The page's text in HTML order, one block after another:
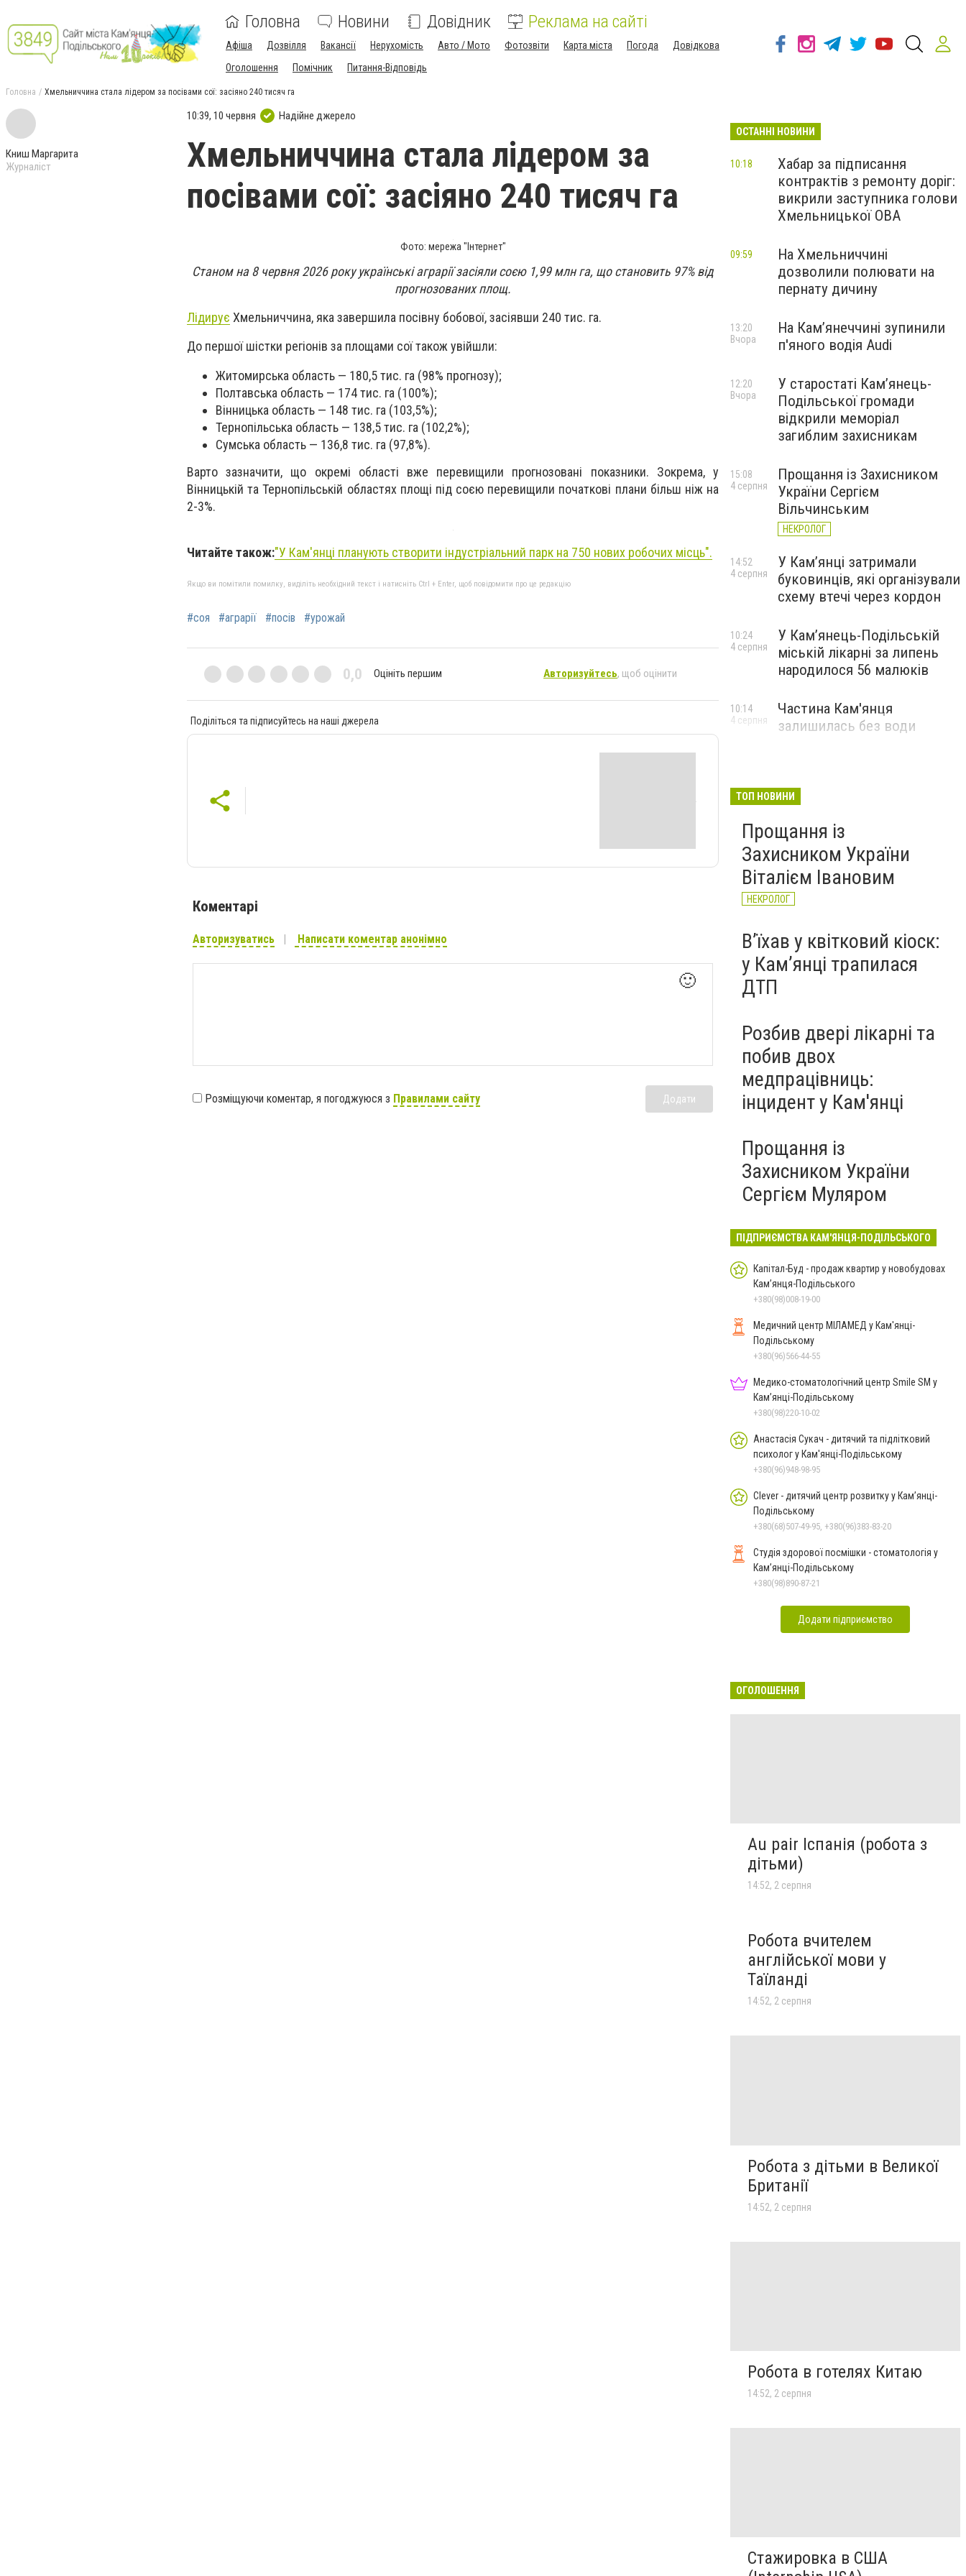
Головна Новини Довідник Реклама на сайті
Афіша Дозвілля Вакансії Нерухомість Авто / Мото Фотозвіти Карта міста Погода
Довідкова
Оголошення
Помічник Питання-Відповідь
Головна Хмельниччина стала лідером за посівами сої: засіяно 240 тисяч га
Книш Маргарита
Журналіст
10:39, 10 червня Надійне джерело
Хмельниччина стала лідером за
посівами сої: засіяно 240 тисяч га
Фото: мережа "Інтернет"
Станом на 8 червня 2026 року українські аграрії засіяли соєю 1,99 млн га, що становить 97% від
прогнозованих площ.
Лідирує Хмельниччина, яка завершила посівну бобової, засіявши 240 тис. га.
До першої шістки регіонів за площами сої також увійшли:
Житомирська область — 180,5 тис. га (98% прогнозу);
Полтавська область — 174 тис. га (100%);
Вінницька область — 148 тис. га (103,5%);
Тернопільська область — 138,5 тис. га (102,2%);
Сумська область — 136,8 тис. га (97,8%).
Варто зазначити, що окремі області вже перевищили прогнозовані показники. Зокрема, у
Вінницькій та Тернопільській областях площі під соєю перевищили початкові плани більш ніж на
2-3%.
Читайте також:"У Кам'янці планують створити індустріальний парк на 750 нових робочих місць".
Якщо ви помітили помилку, виділіть необхідний текст і натисніть Ctrl + Enter, щоб повідомити про це редакцію
#соя #аграрії #посів #урожай
0,0 Оцініть першим Авторизуйтесь, щоб оцінити
Поділіться та підписуйтесь на наші джерела
Коментарі
Авторизуватись Написати коментар анонімно
🙂
Розміщуючи коментар, я погоджуюся з Правилами сайту Додати
ОСТАННІ НОВИНИ
Хабар за підписання
контрактів з ремонту доріг:
викрили заступника голови
Хмельницької ОВА
10:18
На Хмельниччині
дозволили полювати на
пернату дичину
09:59
На Камʼянеччині зупинили
п'яного водія Audi
13:20
Вчора
У старостаті Кам’янець-
Подільської громади
відкрили меморіал
загиблим захисникам
12:20
Вчора
Прощання із Захисником
України Сергієм
Вільчинським
НЕКРОЛОГ
15:08
4 серпня
У Кам’янці затримали
буковинців, які організували
схему втечі через кордон
14:52
4 серпня
У Кам’янець-Подільській
міській лікарні за липень
народилося 56 малюків
10:24
4 серпня
Частина Кам'янця
залишилась без води
10:14
4 серпня
ТОП НОВИНИ
Прощання із
Захисником України
Віталієм Івановим
НЕКРОЛОГ
Вʼїхав у квітковий кіоск:
у Камʼянці трапилася
ДТП
Розбив двері лікарні та
побив двох
медпрацівниць:
інцидент у Кам'янці
Прощання із
Захисником України
Сергієм Муляром
ПІДПРИЄМСТВА КАМ'ЯНЦЯ-ПОДІЛЬСЬКОГО
Капітал-Буд - продаж квартир у новобудовах
Кам’янця-Подільського
+380(98)008-19-00
Медичний центр МІЛАМЕД у Кам'янці-
Подільському
+380(96)566-44-55
Медико-стоматологічний центр Smile SM у
Кам’янці-Подільському
+380(98)220-10-02
Анастасія Сукач - дитячий та підлітковий
психолог у Кам'янці-Подільському
+380(96)948-98-95
Clever - дитячий центр розвитку у Кам’янці-
Подільському
+380(68)507-49-95, +380(96)383-83-20
Студія здорової посмішки - стоматологія у
Кам’янці-Подільському
+380(98)890-87-21
Додати підприємство
ОГОЛОШЕННЯ
Au pair Іспанія (робота з
дітьми)
14:52, 2 серпня
Робота вчителем
англійської мови у
Таїланді
14:52, 2 серпня
Робота з дітьми в Великої
Британії
14:52, 2 серпня
Робота в готелях Китаю
14:52, 2 серпня
Стажировка в США